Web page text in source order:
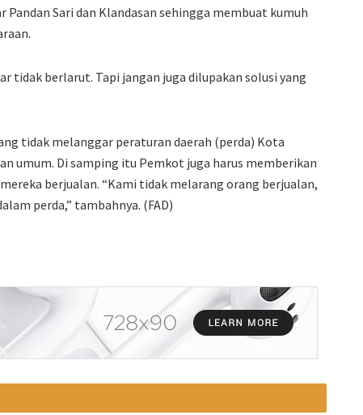
Sari dan Klandasan sehingga membuat kumuh
tidak berlarut. Tapi jangan juga dilupakan solusi yang
tidak melanggar peraturan daerah (perda) Kota
umum. Di samping itu Pemkot juga harus memberikan
berjualan. “Kami tidak melarang orang berjualan,
perda,” tambahnya. (FAD)